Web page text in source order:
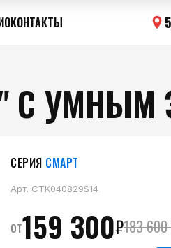
КОНТАКТЫ
C
СЕРИЯ СМАРТ
Арт. CTK040829S14
от159 300₽183 600